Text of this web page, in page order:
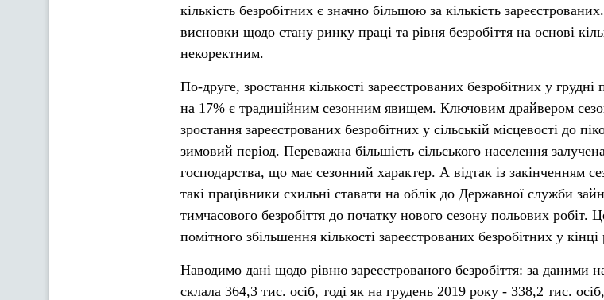
кількість безробітних є значно більшою за кількість
висновки щодо стану ринку праці та рівня безробіття на основі
некоректним.
По-друге, зростання кількості зареєстрованих безробітних у
на 17% є традиційним сезонним явищем. Ключовим драйвером
зростання зареєстрованих безробітних у сільській місцевості до
зимовий період. Переважна більшість сільського населення
господарства, що має сезонний характер. А відтак із закінченням
такі працівники схильні ставати на облік до Державної служби
тимчасового безробіття до початку нового сезону польових робіт.
помітного збільшення кількості зареєстрованих безробітних у кінці
Наводимо дані щодо рівню зареєстрованого безробіття: за даними
склала 364,3 тис. осіб, тоді як на грудень 2019 року - 338,2 тис.